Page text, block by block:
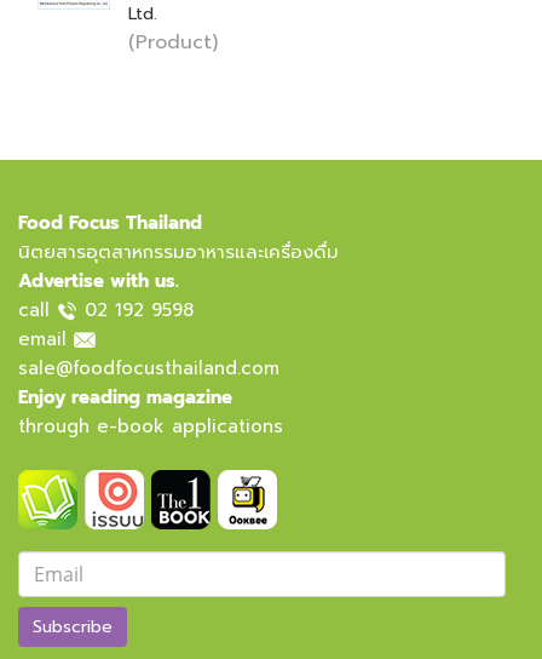
Ltd.
(Product)
Food Focus Thailand
นิตยสารอุตสาหกรรมอาหารและเครื่องดื่ม
Advertise with us.
call
02 192 9598
email
sale@foodfocusthailand.com
Enjoy reading magazine
through e-book applications
Subscribe